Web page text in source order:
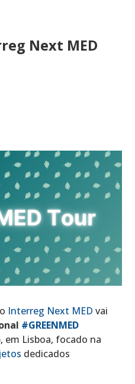
Next MED
Interreg Next MED vai
#GREENMED
, em Lisboa, focado na
dedicados